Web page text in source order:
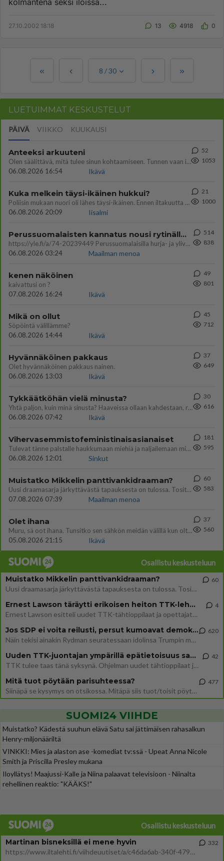
kolmantena seksi iloissa...
27.10.2002 18:18 13 4918 0
8 /30
LUETUIMMAT KESKUSTELUT
PÄIVÄ VIIKKO KUUKAUSI
Anteeksi arkuuteni
Olen säälittävä, mitä tulee sinun kohtaamiseen. Tunnen vaan itseni todella epävarmaksi sun kanssa. Jos minun olisi pitän
06.08.2026 16:54
Ikävä
52
1053
Kuka melkein täysi-ikäinen hukkui?
Poliisin mukaan nuori oli lähes täysi-ikäinen. Ennen iltakuutta tulleen ilmoituksen mukaan ihminen oli joutunut mahdoll
06.08.2026 20:09
Iisalmi
21
1000
Perussuomalaisten kannatus nousi rytinällä Ylen tänään julkaisemassa tuoreimmassa gallup-kyselyssä.
https://yle.fi/a/74-20239449 Perussuomalaisilla hurja- ja ylivoimaisesti suurin nousu tässä uudessa Ylen gallupissa. Kyl
06.08.2026 03:24
Maailman menoa
514
838
kenen näköinen
kaivattusi on ?
07.08.2026 16:24
Ikävä
49
801
Mikä on ollut
Söpöintä välillämme?
06.08.2026 14:44
Ikävä
45
712
Hyvännäköinen pakkaus
Olet hyvännäköinen pakkaus nainen.
06.08.2026 13:03
Ikävä
37
649
Tykkäätköhän vielä minusta?
Yhtä paljon, kuin minä sinusta? Haaveissa ollaan kahdestaan, rauhassa ja lähennytään fyysisesti ja tutustutaan syvemmin
06.08.2026 07:42
Ikävä
30
616
Vihervasemmistofeministinaisasianaiset
Tulevat tänne palstalle haukkumaan miehiä ja naljailemaan miehelle, kehuvat olevansa heitä parempia. Itse asuvat MIEHE
06.08.2026 12:01
Sinkut
181
595
Muistatko Mikkelin panttivankidraaman?
Uusi draamasarja järkyttävästä tapauksesta on tulossa. Tositapahtumiin perustuva sarja ammentaa vuoden 1986 Mikkelin pan
07.08.2026 07:39
Maailman menoa
60
583
Olet ihana
Muru, sä oot ihana. Tunsitko sen sähkön meidän välillä kun oltiin ihan låhekkäin? 👩‍❤️‍👩❤️😼😘
05.08.2026 21:15
Ikävä
37
560
Osallistu keskusteluun
Muistatko Mikkelin panttivankidraaman?
Uusi draamasarja järkyttävästä tapauksesta on tulossa. Tositapahtumiin perustuva sarja ammentaa vuoden 1986 Mikkelin pan
60
Ernest Lawson täräytti erikoisen heiton TTK-lehdistötilaisuudessa: " Onko tässä tarkoituksena...?"
Ernest Lawson esitteli uudet TTK-tähtioppilaat ja opettajat torstaina 6.8. lehdistölle. Tulevalla kaudella on yksi hausk
4
Jos SDP ei voita reilusti, persut kumoavat demokratian Suomesta
Näin tekisi ainakin Rydman seuratessaan idolinsa Trumpin mallia https://www.is.fi/politiikka/art-2000012187244.html
620
Uuden TTK-juontajan ympärillä epätietoisuus sakenee - Nyt MTV hämmentää soppaa
TTK tulee taas tänä syksynä. Ohjelman uudet tähtioppilaat julkistetaan torstaina 6. elokuuta klo 14 alkavassa lehdistö
42
Mitä tuot pöytään parisuhteessa?
Siinäpä se kysymys on otsikossa. Mitäpä siis tuot/toisit pöytään parisuhteessa? Oletko mies vai nainen? Koetko sen mitä
477
SUOMI24 VIIHDE
Muistatko? Kädestä suuhun elävä Satu sai jättimäisen rahasalkun
Henry-miljonääriltä
VINKKI: Mies ja alaston ase -komediat tv:ssä - Upeat Anna Nicole
Smith ja Priscilla Presley mukana
Iloyllätys! Maajussi-Kalle ja Niina palaavat televisioon - Niinalta
rehellinen reaktio: "KÄÄKS!"
Osallistu keskusteluun
Martinan bisneksillä ei mene hyvin
https://www.iltalehti.fi/viihdeuutiset/a/c46da6ab-340f-4790-aaa7-0865eed2336 Yrityksen konkurssihakemus on tullut kärä
332